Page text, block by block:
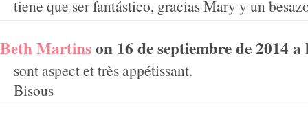
tiene que ser fantástico, gracias Mary y un
Beth Martinson 16 de septiembre de 2014
sont aspect et très appétissant.
Bisous